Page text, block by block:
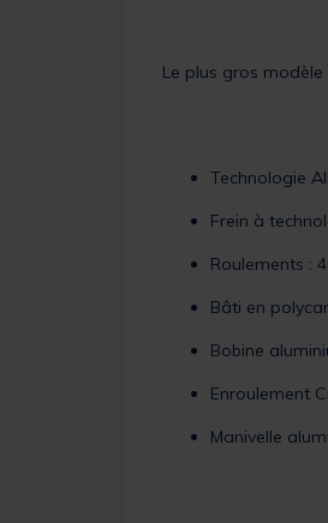
Le plus gros
Technologie
Frein à
Roulements :
Bâti en
Bobine
Enroulement
Manivelle